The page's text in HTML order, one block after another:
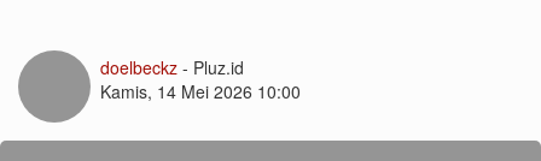
doelbeckz - Pluz.id
Kamis, 14 Mei 2026 10:00